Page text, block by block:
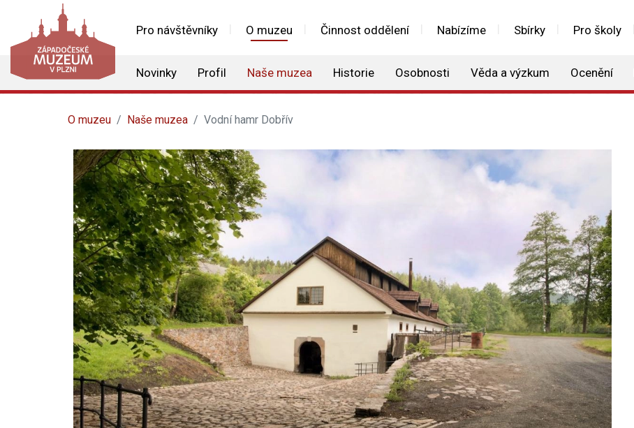
Pro návštěvníky O muzeu Činnost oddělení Nabízíme Sbírky Pro školy
Novinky Profil Naše muzea Historie Osobnosti Věda a výzkum Ocenění
O muzeu Naše muzea Vodní hamr Dobřív